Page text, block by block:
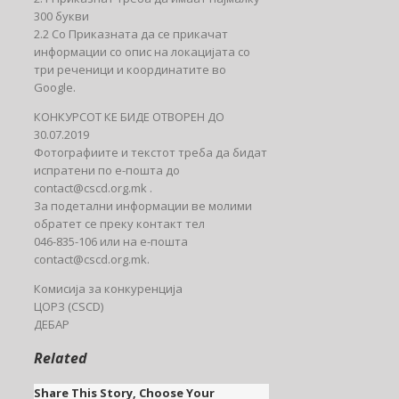
300 букви
2.2 Со Приказната да се прикачат
информации со опис на локацијата со
три реченици и координатите во
Google.
КОНКУРСОТ КЕ БИДЕ ОТВОРЕН ДО
30.07.2019
Фотографиите и текстот треба да бидат
испратени по е-пошта до
contact@cscd.org.mk .
За подетални информации ве молими
обратет се преку контакт тел
046-835-106 или на е-пошта
contact@cscd.org.mk.
Комисија за конкуренција
ЦОРЗ (CSCD)
ДЕБАР
Related
Share This Story, Choose Your